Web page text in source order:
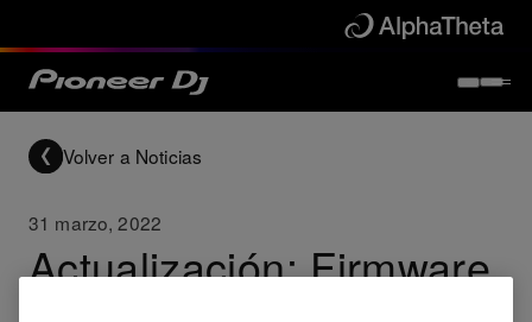
Volver a Noticias
31 marzo, 2022
Actualización: Firmware